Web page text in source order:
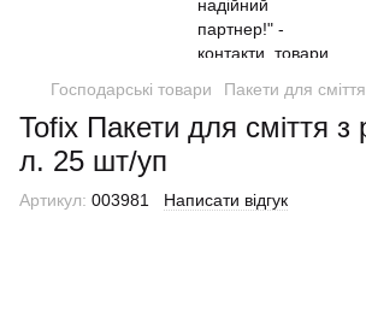
Господарські товари Пакети для сміття
Tofix Пакети для сміття з
л. 25 шт/уп
Артикул: 003981 Написати відгук